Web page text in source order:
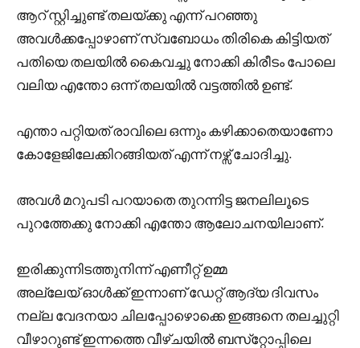
ആറ് സ്റ്റിച്ചുണ്ട് തലയ്ക്കു എന്ന് പറഞ്ഞു
അവൾക്കപ്പോഴാണ് സ്വബോധം തിരികെ കിട്ടിയത്
പതിയെ തലയിൽ കൈവച്ചു നോക്കി കിരീടം പോലെ
വലിയ എന്തോ ഒന്ന് തലയിൽ വട്ടത്തിൽ ഉണ്ട്.
എന്താ പറ്റിയത് രാവിലെ ഒന്നും കഴിക്കാതെയാണോ
കോളേജിലേക്കിറങ്ങിയത് എന്ന് നഴ്സ് ചോദിച്ചു.
അവൾ മറുപടി പറയാതെ തുറന്നിട്ട ജനലിലൂടെ
പുറത്തേക്കു നോക്കി എന്തോ ആലോചനയിലാണ്.
ഇരിക്കുന്നിടത്തുനിന്ന് എണീറ്റ് ഉമ്മ
അല്ലേയ് ഓൾക്ക് ഇന്നാണ് ഡേറ്റ് ആദ്യ ദിവസം
നല്ല വേദനയാ ചിലപ്പോഴൊക്കെ ഇങ്ങനെ തലച്ചുറ്റി
വീഴാറുണ്ട് ഇന്നത്തെ വീഴ്ചയിൽ ബസ്‌റ്റോപ്പിലെ